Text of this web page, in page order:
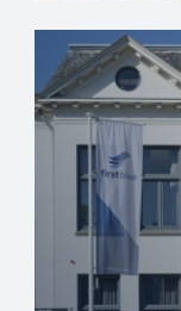
Gestart
175